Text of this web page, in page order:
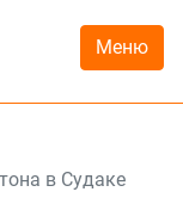
Меню
в Судаке